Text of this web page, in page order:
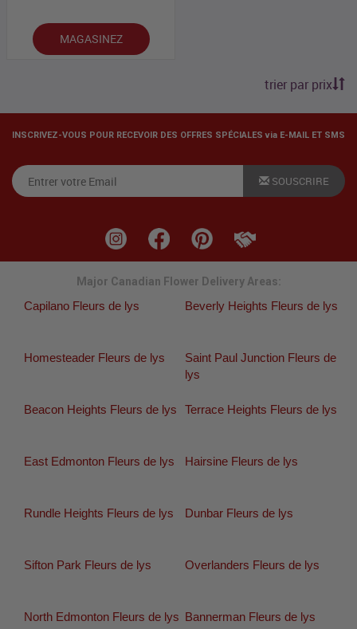
MAGASINEZ
trier par prix
INSCRIVEZ-VOUS POUR RECEVOIR DES OFFRES SPÉCIALES via E-MAIL ET SMS
SOUSCRIRE
Major Canadian Flower Delivery Areas:
Capilano Fleurs de lys Beverly Heights Fleurs de lys
Homesteader Fleurs de lys
Saint Paul Junction Fleurs de
lys
Beacon Heights Fleurs de lys Terrace Heights Fleurs de lys
East Edmonton Fleurs de lys Hairsine Fleurs de lys
Rundle Heights Fleurs de lys Dunbar Fleurs de lys
Sifton Park Fleurs de lys Overlanders Fleurs de lys
North Edmonton Fleurs de lys Bannerman Fleurs de lys